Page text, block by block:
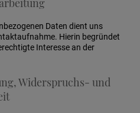
Daten dient uns
Hierin begründet
Interesse an der
Widerspruchs- und